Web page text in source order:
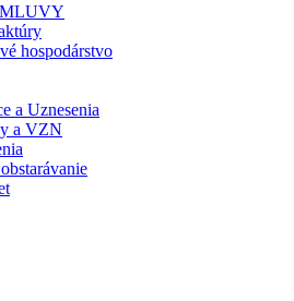
hospodárstvo
a Uznesenia
a VZN